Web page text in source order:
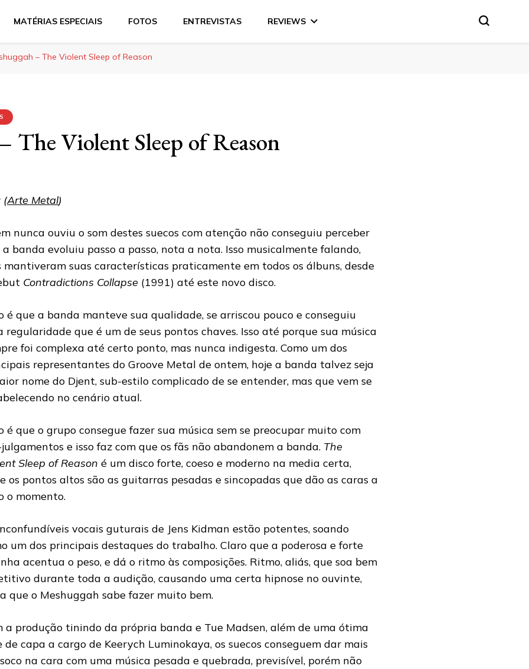
MATÉRIAS ESPECIAIS FOTOS ENTREVISTAS REVIEWS
– The Violent Sleep of Reason
The Violent Sleep of Reason
(Arte Metal)
nunca ouviu o som destes suecos com atenção não conseguiu perceber
a banda evoluiu passo a passo, nota a nota. Isso musicalmente falando,
mantiveram suas características praticamente em todos os álbuns, desde
Contradictions Collapse (1991) até este novo disco.
é que a banda manteve sua qualidade, se arriscou pouco e conseguiu
regularidade que é um de seus pontos chaves. Isso até porque sua música
foi complexa até certo ponto, mas nunca indigesta. Como um dos
representantes do Groove Metal de ontem, hoje a banda talvez seja
nome do Djent, sub-estilo complicado de se entender, mas que vem se
no cenário atual.
é que o grupo consegue fazer sua música sem se preocupar muito com
e isso faz com que os fãs não abandonem a banda. The
Sleep of Reason é um disco forte, coeso e moderno na media certa,
os pontos altos são as guitarras pesadas e sincopadas que dão as caras a
o momento.
vocais guturais de Jens Kidman estão potentes, soando
um dos principais destaques do trabalho. Claro que a poderosa e forte
acentua o peso, e dá o ritmo às composições. Ritmo, aliás, que soa bem
durante toda a audição, causando uma certa hipnose no ouvinte,
que o Meshuggah sabe fazer muito bem.
a produção tinindo da própria banda e Tue Madsen, além de uma ótima
de capa a cargo de Keerych Luminokaya, os suecos conseguem dar mais
na cara com uma música pesada e quebrada, previsível, porém não